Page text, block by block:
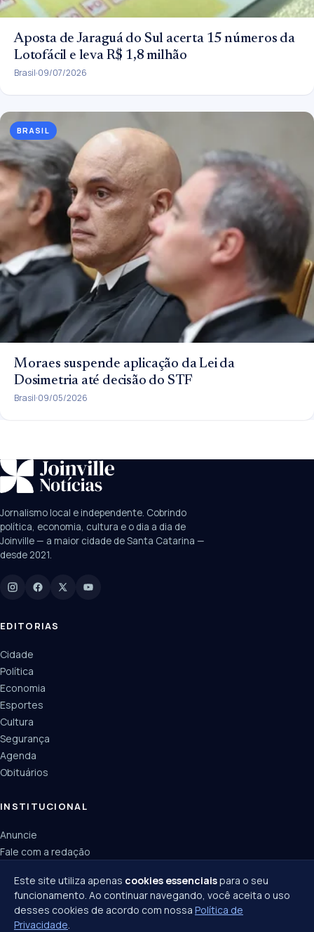
Aposta de Jaraguá do Sul acerta 15 números da
Lotofácil e leva R$ 1,8 milhão
Brasil 09/07/2026
BRASIL
Moraes suspende aplicação da Lei da
Dosimetria até decisão do STF
Brasil 09/05/2026
SUGESTÕES: JEC
Câmara
UPA Sul
Manchetes, colunistas e editorias do JN
Jornalismo local e independente. Cobrindo
política, economia, cultura e o dia a dia de
Joinville — a maior cidade de Santa Catarina —
desde 2021.
EDITORIAS
Cidade
Política
Economia
Esportes
Cultura
Segurança
Agenda
Obituários
INSTITUCIONAL
Anuncie
Fale com a redação
Este site utiliza apenas cookies essenciaispara o seu
funcionamento. Ao continuar navegando, você aceita o uso
desses cookies de acordo com nossa Política de
Privacidade.